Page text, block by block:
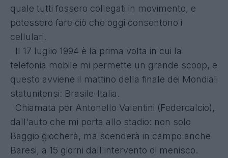
quale tutti fossero collegati in movimento, e
potessero fare ciò che oggi consentono i
cellulari.
Il 17 luglio 1994 è la prima volta in cui la
telefonia mobile mi permette un grande scoop, e
questo avviene il mattino della finale dei Mondiali
statunitensi: Brasile-Italia.
Chiamata per Antonello Valentini (Federcalcio),
dall'auto che mi porta allo stadio: non solo
Baggio giocherà, ma scenderà in campo anche
Baresi, a 15 giorni dall'intervento di menisco.